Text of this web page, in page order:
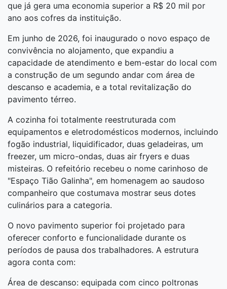
que já gera uma economia superior a R$ 20 mil por
ano aos cofres da instituição.
Em junho de 2026, foi inaugurado o novo espaço de
convivência no alojamento, que expandiu a
capacidade de atendimento e bem-estar do local com
a construção de um segundo andar com área de
descanso e academia, e a total revitalização do
pavimento térreo.
A cozinha foi totalmente reestruturada com
equipamentos e eletrodomésticos modernos, incluindo
fogão industrial, liquidificador, duas geladeiras, um
freezer, um micro-ondas, duas air fryers e duas
misteiras. O refeitório recebeu o nome carinhoso de
"Espaço Tião Galinha", em homenagem ao saudoso
companheiro que costumava mostrar seus dotes
culinários para a categoria.
O novo pavimento superior foi projetado para
oferecer conforto e funcionalidade durante os
períodos de pausa dos trabalhadores. A estrutura
agora conta com:
Área de descanso: equipada com cinco poltronas